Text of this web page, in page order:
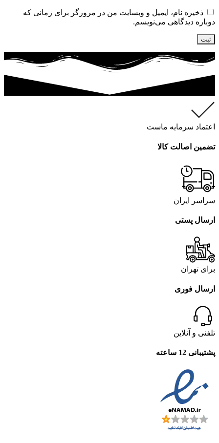
ذخیره نام، ایمیل و وبسایت من در مرورگر برای زمانی که
دوباره دیدگاهی می‌نویسم.
اعتماد سرمایه ماست
تضمین اصالت کالا
سراسر ایران
ارسال پستی
برای تهران
ارسال فوری
تلفنی و آنلاین
پشتیبانی 12 ساعته